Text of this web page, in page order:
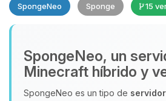
SpongeNeo Sponge 15
SpongeNeo, un
Minecraft híbrido y
SpongeNeo es un tipo de